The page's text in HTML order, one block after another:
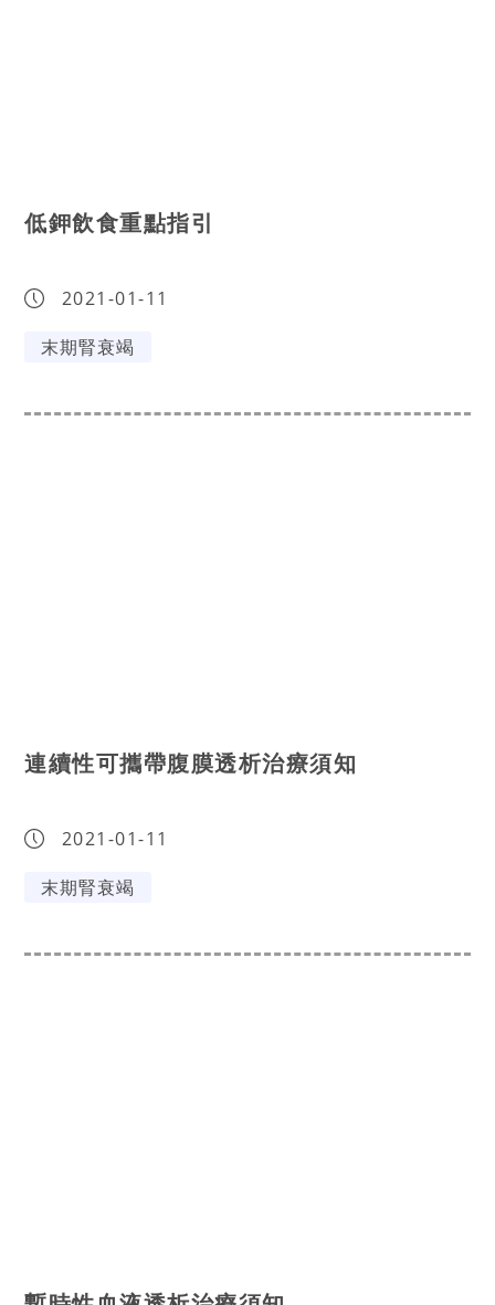
低鉀飲食重點指引
2021-01-11
末期腎衰竭
連續性可攜帶腹膜透析治療須知
2021-01-11
末期腎衰竭